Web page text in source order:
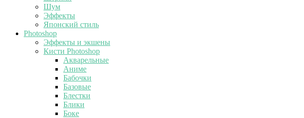
Шум
Эффекты
Японский стиль
Photoshop
Эффекты и экшены
Кисти Photoshop
Акварельные
Аниме
Бабочки
Базовые
Блестки
Блики
Боке